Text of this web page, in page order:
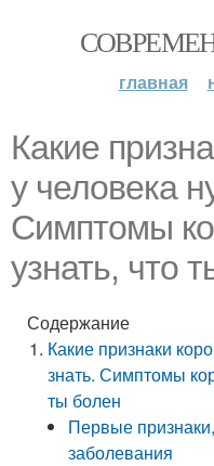
главная
Какие
у человека
Симптомы
узнать, что
Содержание
Какие признаки
знать. Симптомы
ты болен
Первые
заболевания